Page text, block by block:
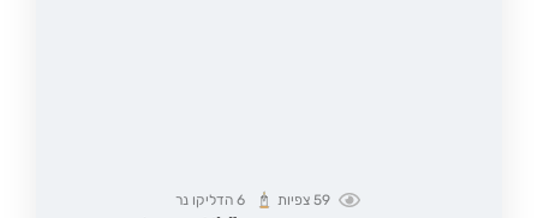
59צפיות 6 הדליקו נר